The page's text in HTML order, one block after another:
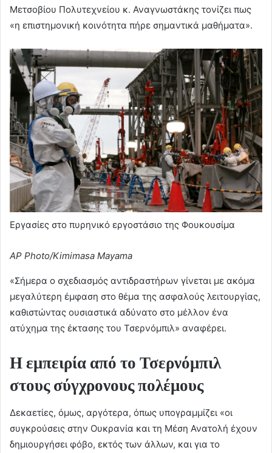
Μετσοβίου Πολυτεχνείου κ. Αναγνωστάκης τονίζει πως
«η επιστημονική κοινότητα πήρε σημαντικά μαθήματα».
Εργασίες στο πυρηνικό εργοστάσιο της Φουκουσίμα
AP Photo/Kimimasa Mayama
«Σήμερα ο σχεδιασμός αντιδραστήρων γίνεται με ακόμα
μεγαλύτερη έμφαση στο θέμα της ασφαλούς λειτουργίας,
καθιστώντας ουσιαστικά αδύνατο στο μέλλον ένα
ατύχημα της έκτασης του Τσερνόμπιλ» αναφέρει.
Η εμπειρία από το Τσερνόμπιλ
στους σύγχρονους πολέμους
Δεκαετίες, όμως, αργότερα, όπως υπογραμμίζει «οι
συγκρούσεις στην Ουκρανία και τη Μέση Ανατολή έχουν
δημιουργήσει φόβο, εκτός των άλλων, και για το